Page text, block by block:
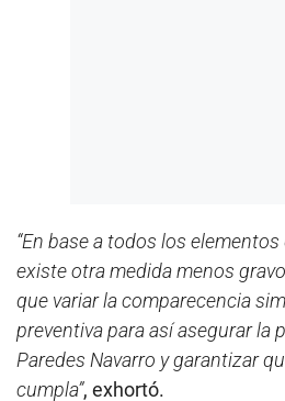
“En base a todos los
existe otra medida menos
que variar la comparecencia
preventiva para así asegurar la
Paredes Navarro y garantizar
cumpla”, exhortó.